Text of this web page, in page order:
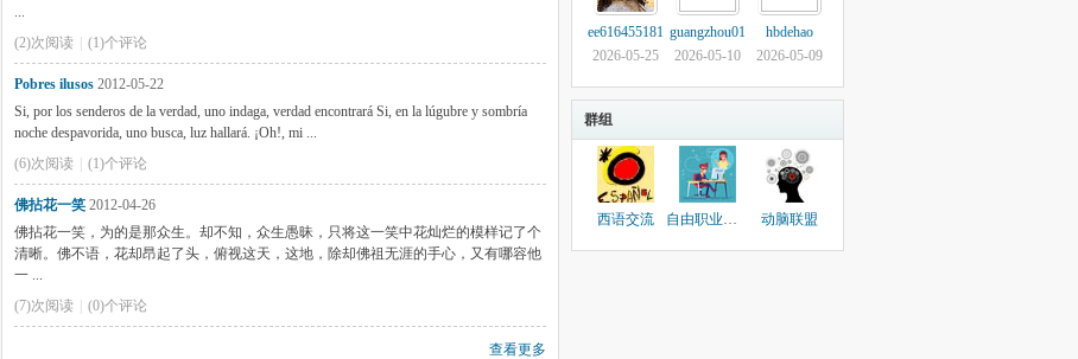
...
(2)次阅读
(1)个评论
Pobres ilusos 2012-05-22
Si, por los senderos de la verdad, uno indaga, verdad encontrará Si, en la lúgubre y sombría
noche despavorida, uno busca, luz hallará. ¡Oh!, mi ...
(6)次阅读
(1)个评论
佛拈花一笑 2012-04-26
佛拈花一笑，为的是那众生。却不知，众生愚昧，只将这一笑中花灿烂的模样记了个
清晰。佛不语，花却昂起了头，俯视这天，这地，除却佛祖无涯的手心，又有哪容他
一 ...
(7)次阅读
(0)个评论
查看更多
ee616455181
2026-05-25
guangzhou01
2026-05-10
hbdehao
2026-05-09
群组
西语交流 自由职业者联盟 动脑联盟